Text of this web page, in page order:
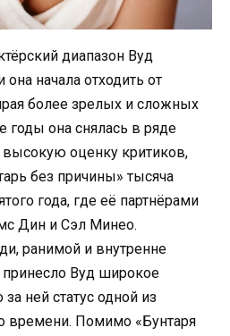
диапазон Вуд
начала отходить от
более зрелых и сложных
годы она снялась в ряде
оценку критиков,
без причины» тысяча
года, где её партнёрами
Дин и Сэл Минео.
ранимой и внутренне
принесло Вуд широкое
ней статус одной из
времени. Помимо «Бунтаря